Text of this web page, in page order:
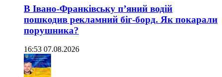
В Івано-Франківську п’яний водій
пошкодив рекламний біг-борд. Як покарали
порушника?
16:53 07.08.2026